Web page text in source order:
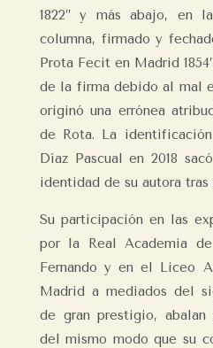
1822” y más abajo, en
columna, firmado y
Prota Fecit en Madrid
de la firma debido al mal
originó una errónea
de Rota. La
Díaz Pascual en 2018
identidad de su autora tras
Su participación en las
por la Real Academia
Fernando y en el Liceo
Madrid a mediados del
de gran prestigio,
del mismo modo que su